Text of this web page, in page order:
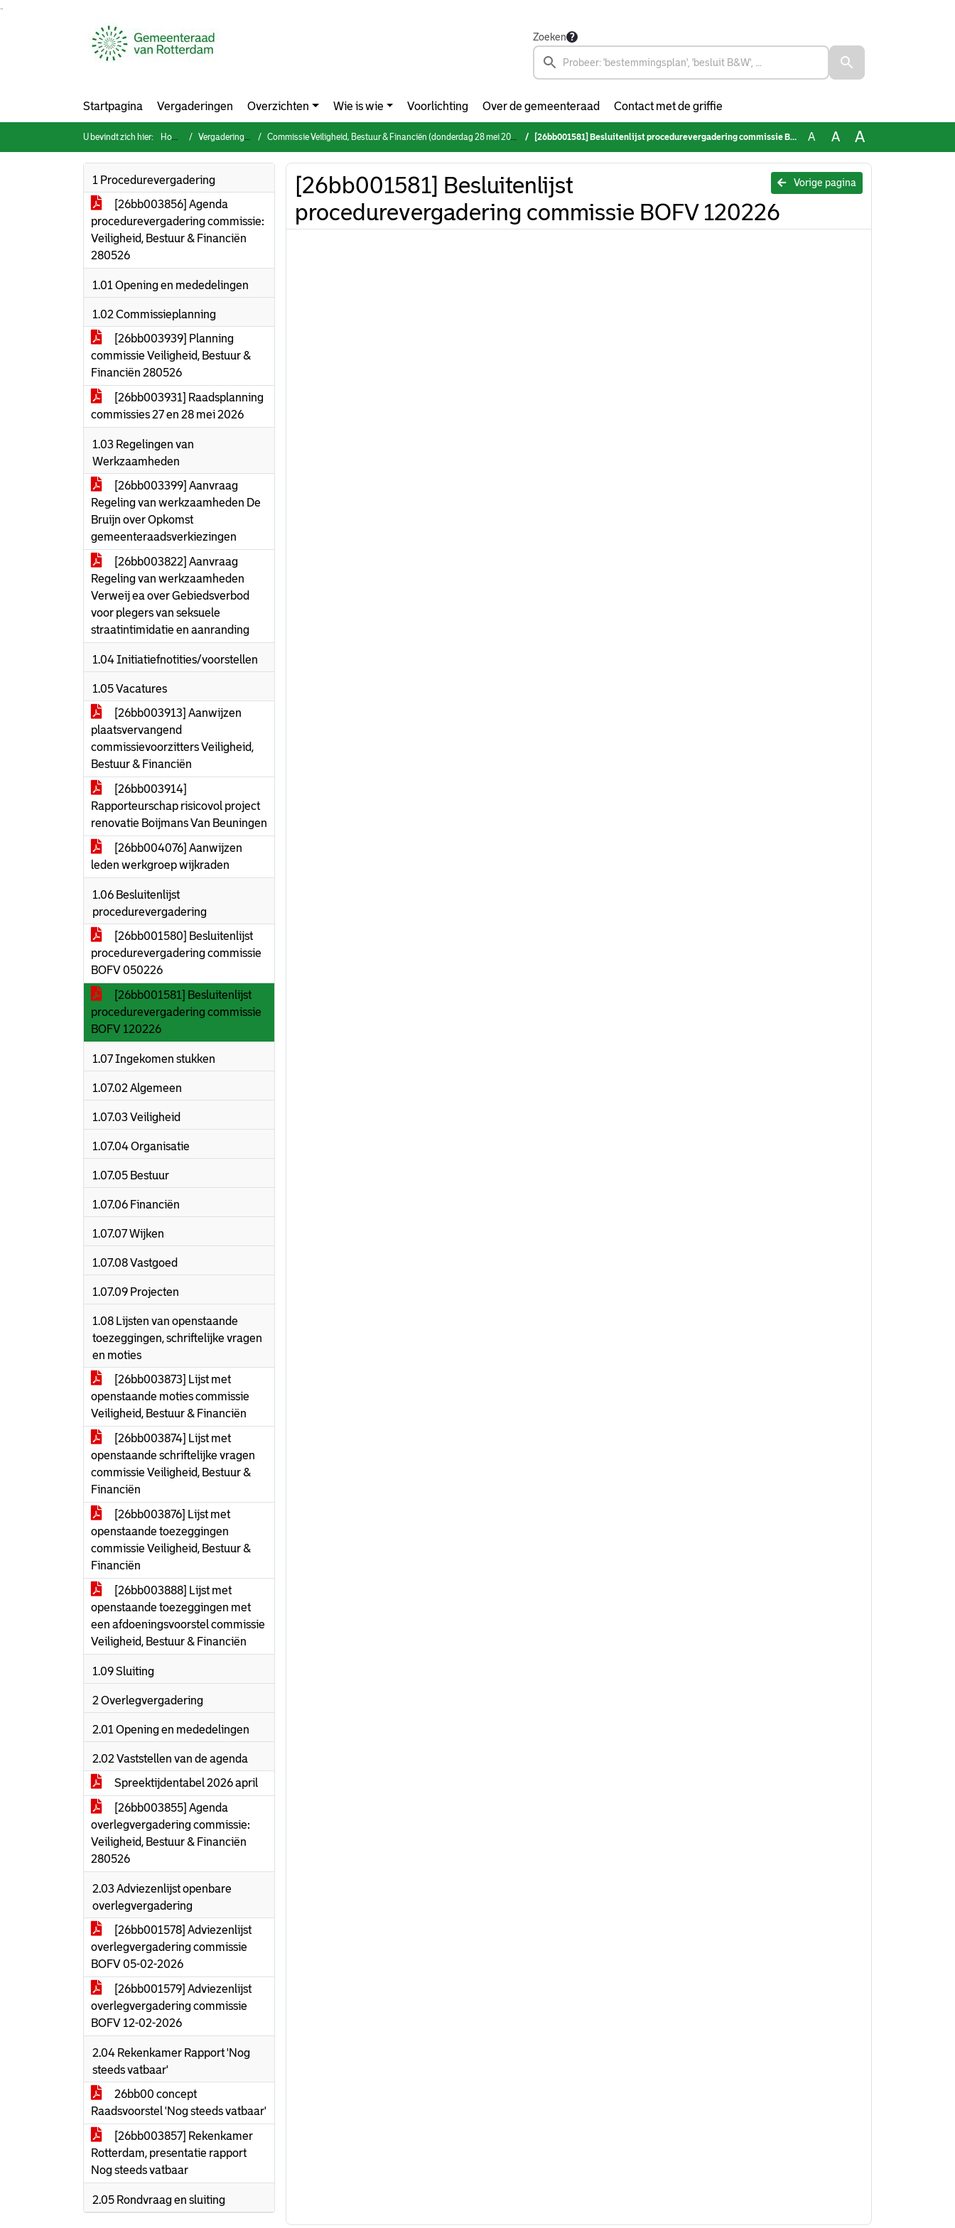
Zoeken
Startpagina Vergaderingen Overzichten Wie is wie Voorlichting Over de gemeenteraad Contact met de griffie
U bevindt zich hier: Home Vergaderingen Commissie Veiligheid, Bestuur & Financiën (donderdag 28 mei 2026) [26bb001581] Besluitenlijst procedurevergadering commissie BOFV 120226 A A A
1 Procedurevergadering
[26bb003856] Agenda
procedurevergadering commissie:
Veiligheid, Bestuur & Financiën
280526
1.01 Opening en mededelingen
1.02 Commissieplanning
[26bb003939] Planning
commissie Veiligheid, Bestuur &
Financiën 280526
[26bb003931] Raadsplanning
commissies 27 en 28 mei 2026
1.03 Regelingen van
Werkzaamheden
[26bb003399] Aanvraag
Regeling van werkzaamheden De
Bruijn over Opkomst
gemeenteraadsverkiezingen
[26bb003822] Aanvraag
Regeling van werkzaamheden
Verweij ea over Gebiedsverbod
voor plegers van seksuele
straatintimidatie en aanranding
1.04 Initiatiefnotities/voorstellen
1.05 Vacatures
[26bb003913] Aanwijzen
plaatsvervangend
commissievoorzitters Veiligheid,
Bestuur & Financiën
[26bb003914]
Rapporteurschap risicovol project
renovatie Boijmans Van Beuningen
[26bb004076] Aanwijzen
leden werkgroep wijkraden
1.06 Besluitenlijst
procedurevergadering
[26bb001580] Besluitenlijst
procedurevergadering commissie
BOFV 050226
[26bb001581] Besluitenlijst
procedurevergadering commissie
BOFV 120226
1.07 Ingekomen stukken
1.07.02 Algemeen
1.07.03 Veiligheid
1.07.04 Organisatie
1.07.05 Bestuur
1.07.06 Financiën
1.07.07 Wijken
1.07.08 Vastgoed
1.07.09 Projecten
1.08 Lijsten van openstaande
toezeggingen, schriftelijke vragen
en moties
[26bb003873] Lijst met
openstaande moties commissie
Veiligheid, Bestuur & Financiën
[26bb003874] Lijst met
openstaande schriftelijke vragen
commissie Veiligheid, Bestuur &
Financiën
[26bb003876] Lijst met
openstaande toezeggingen
commissie Veiligheid, Bestuur &
Financiën
[26bb003888] Lijst met
openstaande toezeggingen met
een afdoeningsvoorstel commissie
Veiligheid, Bestuur & Financiën
1.09 Sluiting
2 Overlegvergadering
2.01 Opening en mededelingen
2.02 Vaststellen van de agenda
Spreektijdentabel 2026 april
[26bb003855] Agenda
overlegvergadering commissie:
Veiligheid, Bestuur & Financiën
280526
2.03 Adviezenlijst openbare
overlegvergadering
[26bb001578] Adviezenlijst
overlegvergadering commissie
BOFV 05-02-2026
[26bb001579] Adviezenlijst
overlegvergadering commissie
BOFV 12-02-2026
2.04 Rekenkamer Rapport 'Nog
steeds vatbaar'
26bb00 concept
Raadsvoorstel 'Nog steeds vatbaar'
[26bb003857] Rekenkamer
Rotterdam, presentatie rapport
Nog steeds vatbaar
2.05 Rondvraag en sluiting
Vorige pagina
[26bb001581] Besluitenlijst
procedurevergadering commissie BOFV 120226